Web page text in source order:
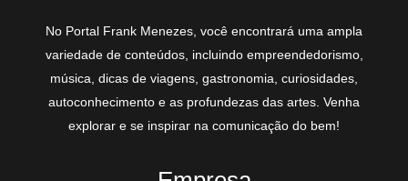
No Portal Frank Menezes, você encontrará uma ampla
variedade de conteúdos, incluindo empreendedorismo,
música, dicas de viagens, gastronomia, curiosidades,
autoconhecimento e as profundezas das artes. Venha
explorar e se inspirar na comunicação do bem!